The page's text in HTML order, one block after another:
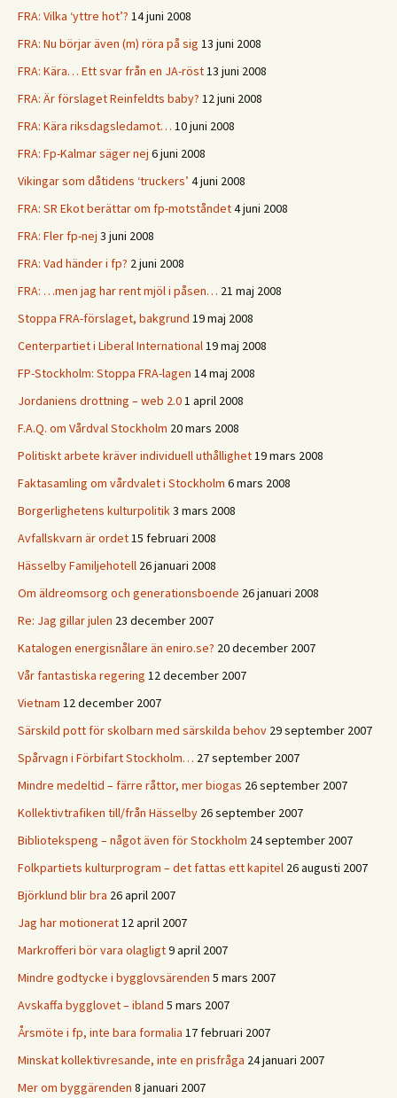
FRA: Vilka ‘yttre hot’? 14 juni 2008
FRA: Nu börjar även (m) röra på sig 13 juni 2008
FRA: Kära… Ett svar från en JA-röst13 juni 2008
FRA: Är förslaget Reinfeldts baby? 12 juni 2008
FRA: Kära riksdagsledamot… 10 juni 2008
FRA: Fp-Kalmar säger nej 6 juni 2008
Vikingar som dåtidens ‘truckers’ 4 juni 2008
FRA: SR Ekot berättar om fp-motståndet4 juni 2008
FRA: Fler fp-nej 3 juni 2008
FRA: Vad händer i fp? 2 juni 2008
FRA: …men jag har rent mjöl i påsen… 21 maj 2008
Stoppa FRA-förslaget, bakgrund 19 maj 2008
Centerpartiet i Liberal International19 maj 2008
FP-Stockholm: Stoppa FRA-lagen 14 maj 2008
Jordaniens drottning – web 2.01 april 2008
F.A.Q. om Vårdval Stockholm 20 mars 2008
Politiskt arbete kräver individuell uthållighet19 mars 2008
Faktasamling om vårdvalet i Stockholm 6 mars 2008
Borgerlighetens kulturpolitik3 mars 2008
Avfallskvarn är ordet15 februari 2008
Hässelby Familjehotell 26 januari 2008
Om äldreomsorg och generationsboende 26 januari 2008
Re: Jag gillar julen 23 december 2007
Katalogen energisnålare än eniro.se? 20 december 2007
Vår fantastiska regering 12 december 2007
Vietnam 12 december 2007
Särskild pott för skolbarn med särskilda behov 29 september 2007
Spårvagn i Förbifart Stockholm… 27 september 2007
Mindre medeltid – färre råttor, mer biogas 26 september 2007
Kollektivtrafiken till/från Hässelby 26 september 2007
Bibliotekspeng – något även för Stockholm 24 september 2007
Folkpartiets kulturprogram – det fattas ett kapitel 26 augusti 2007
Björklund blir bra 26 april 2007
Jag har motionerat12 april 2007
Markrofferi bör vara olagligt9 april 2007
Mindre godtycke i bygglovsärenden 5 mars 2007
Avskaffa bygglovet – ibland 5 mars 2007
Årsmöte i fp, inte bara formalia 17 februari 2007
Minskat kollektivresande, inte en prisfråga 24 januari 2007
Mer om byggärenden 8 januari 2007